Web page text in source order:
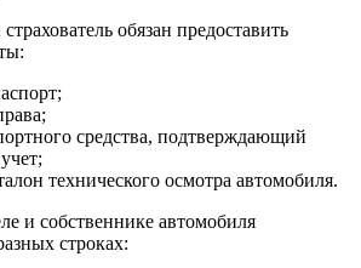
обязан предоставить
средства, подтверждающий
технического осмотра автомобиля.
и собственнике автомобиля
строках: